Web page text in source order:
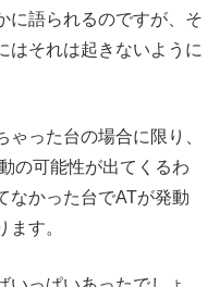
に語られるのですが、そ
はそれは起きないように
った台の場合に限り、
の可能性が出てくるわ
なかった台でATが発動
す。